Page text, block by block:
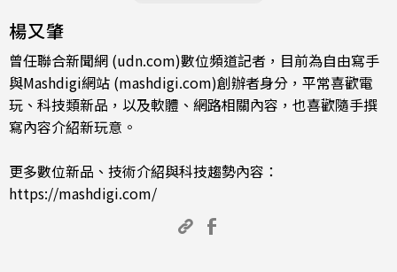
楊又肇
曾任聯合新聞網 (udn.com)數位頻道記者，目前為自由寫手
與Mashdigi網站 (mashdigi.com)創辦者身分，平常喜歡電
玩、科技類新品，以及軟體、網路相關內容，也喜歡隨手撰
寫內容介紹新玩意。
更多數位新品、技術介紹與科技趨勢內容：
https://mashdigi.com/